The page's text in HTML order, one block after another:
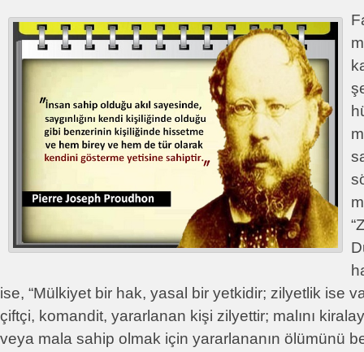
ise, “Mülkiyet bir hak, yasal bir yetkidir; zilyetlik ise
çiftçi, komandit, yararlanan kişi zilyettir; malını
veya mala sahip olmak için yararlananın ölümünü